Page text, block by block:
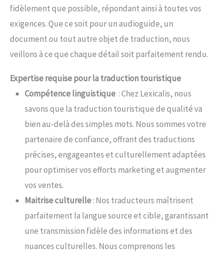
fidèlement que possible, répondant ainsi à toutes vos
exigences. Que ce soit pour un audioguide, un
document ou tout autre objet de traduction, nous
veillons à ce que chaque détail soit parfaitement rendu.
Expertise requise pour la traduction touristique
Compétence linguistique : Chez Lexicalis, nous
savons que la traduction touristique de qualité va
bien au-delà des simples mots. Nous sommes votre
partenaire de confiance, offrant des traductions
précises, engageantes et culturellement adaptées
pour optimiser vos efforts marketing et augmenter
vos ventes.
Maitrise culturelle: Nos traducteurs maîtrisent
parfaitement la langue source et cible, garantissant
une transmission fidèle des informations et des
nuances culturelles. Nous comprenons les